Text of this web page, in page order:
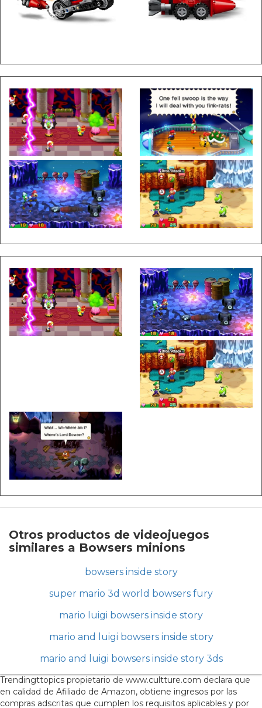
Otros productos de videojuegos
similares a Bowsers minions
bowsers inside story
super mario 3d world bowsers fury
mario luigi bowsers inside story
mario and luigi bowsers inside story
mario and luigi bowsers inside story 3ds
Trendingttopics propietario de www.cultture.com declara que
en calidad de Afiliado de Amazon, obtiene ingresos por las
compras adscritas que cumplen los requisitos aplicables y por